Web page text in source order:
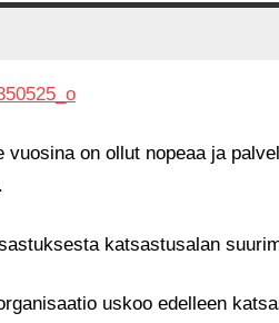
on ollut nopeaa ja
katsastusalan
uskoo edelleen